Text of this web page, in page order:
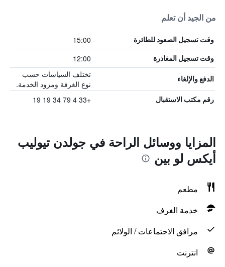
من الجيد أن تعلم
وقت تسجيل الصعود للطائرة 15:00
وقت تسجيل المغادرة 12:00
الدفع والإلغاء
تختلف السياسات حسب
نوع الغرفة ومزود الخدمة.
رقم مكتب الاستقبال +33 4 79 34 19 19
المزايا ووسائل الراحة في جولدن تيوليب
أيكس لو بين
مطعم
خدمة الغرف
مرافق الاجتماعات / الولائم
انترنت